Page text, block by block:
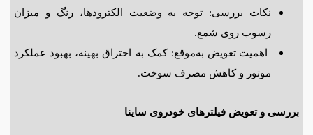
نکات بررسی: توجه به وضعیت الکترودها، رنگ و میزان
رسوب روی شمع.
اهمیت تعویض به‌موقع: کمک به احتراق بهینه، بهبود عملکرد
موتور و کاهش مصرف سوخت.
بررسی و تعویض فیلترهای خودروی ساینا